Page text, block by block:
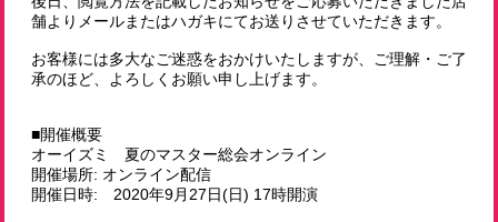
舗よりメールまたはハガキにてお送りさせていただきます。
お客様には多大なご迷惑をおかけいたしますが、ご理解・ご了
承のほど、よろしくお願い申し上げます。
■開催概要
オーイズミ 夏のマスター総会オンライン
開催場所: オンライン配信
開催日時: 2020年9月27日(日) 17時開演